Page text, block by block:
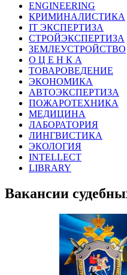
ENGINEERING
КРИМИНАЛИСТИКА
IT ЭКСПЕРТИЗА
СТРОЙЭКСПЕРТИЗА
ЗЕМЛЕУСТРОЙСТВО
О Ц Е Н К А
ТОВАРОВЕДЕНИЕ
ЭКОНОМИКА
АВТОЭКСПЕРТИЗА
ПОЖАРОТЕХНИКА
МЕДИЦИНА
ЛАБОРАТОРИЯ
ЛИНГВИСТИКА
ЭКОЛОГИЯ
INTELLECT
LIBRARY
Вакансии